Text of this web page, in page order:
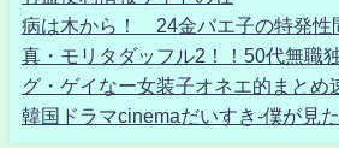
病は木から！ 24金バエ子の特発性
真・モリタダッフル2！！50代無職
グ・ゲイなー女装子オネエ的まとめ
韓国ドラマcinemaだいすき-僕が見